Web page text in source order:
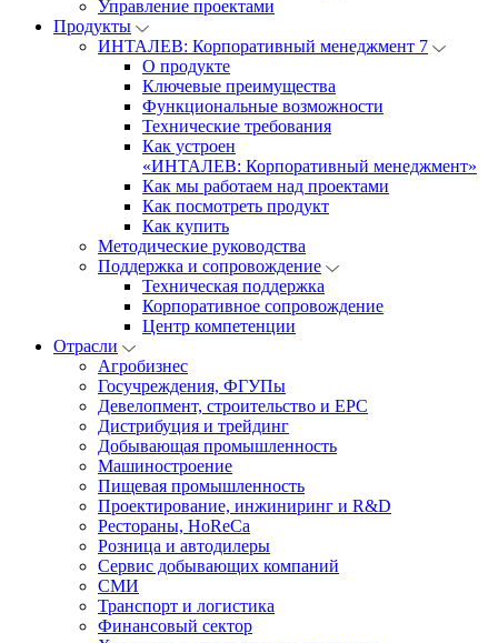
Управление проектами
Продукты
ИНТАЛЕВ: Корпоративный менеджмент 7
О продукте
Ключевые преимущества
Функциональные возможности
Технические требования
Как устроен
«ИНТАЛЕВ: Корпоративный менеджмент»
Как мы работаем над проектами
Как посмотреть продукт
Как купить
Методические руководства
Поддержка и сопровождение
Техническая поддержка
Корпоративное сопровождение
Центр компетенции
Отрасли
Агробизнес
Госучреждения, ФГУПы
Девелопмент, строительство и EPC
Дистрибуция и трейдинг
Добывающая промышленность
Машиностроение
Пищевая промышленность
Проектирование, инжиниринг и R&D
Рестораны, HoReCa
Розница и автодилеры
Сервис добывающих компаний
СМИ
Транспорт и логистика
Финансовый сектор